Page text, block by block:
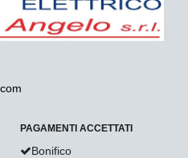
PAGAMENTI ACCETTATI
Bonifico